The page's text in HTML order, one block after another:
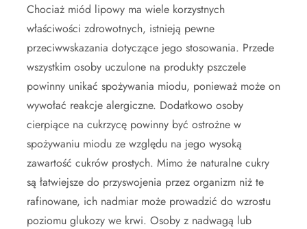
Chociaż miód lipowy ma wiele korzystnych
właściwości zdrowotnych, istnieją pewne
przeciwwskazania dotyczące jego stosowania. Przede
wszystkim osoby uczulone na produkty pszczele
powinny unikać spożywania miodu, ponieważ może on
wywołać reakcje alergiczne. Dodatkowo osoby
cierpiące na cukrzycę powinny być ostrożne w
spożywaniu miodu ze względu na jego wysoką
zawartość cukrów prostych. Mimo że naturalne cukry
są łatwiejsze do przyswojenia przez organizm niż te
rafinowane, ich nadmiar może prowadzić do wzrostu
poziomu glukozy we krwi. Osoby z nadwagą lub